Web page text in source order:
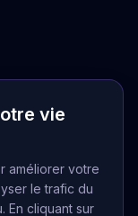
vie
améliorer votre
le trafic du
En cliquant sur